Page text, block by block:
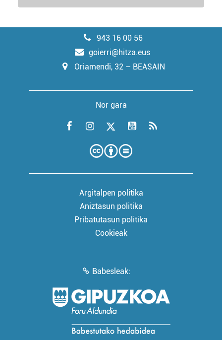
943 16 00 56
goierri@hitza.eus
Oriamendi, 32 – BEASAIN
Nor gara
Argitalpen politika
Aniztasun politika
Pribatutasun politika
Cookieak
Babesleak: